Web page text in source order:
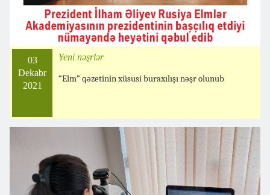
03
Dekabr
2021
Yeni nəşrlər
“Elm” qəzetinin xüsusi buraxılışı nəşr olunub